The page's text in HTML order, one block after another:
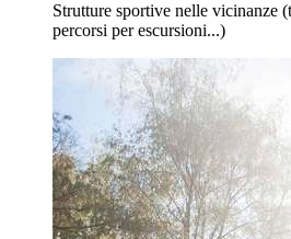
Strutture sportive nelle vicinanze
percorsi per escursioni...)